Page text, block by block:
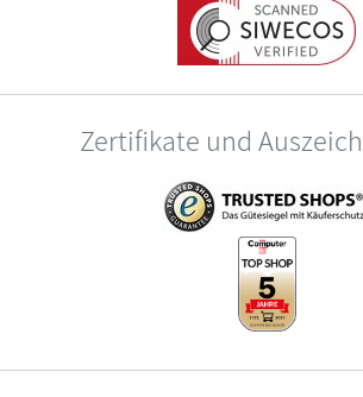
Zertifikate und